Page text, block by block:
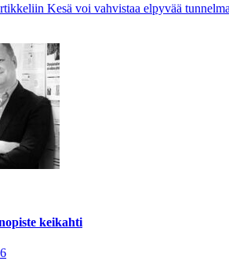
Kesä voi vahvistaa elpyvää
keikahti